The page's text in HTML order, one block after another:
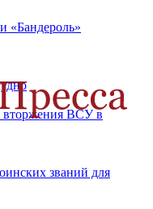
«Бандероль»
вторжения ВСУ в
званий для